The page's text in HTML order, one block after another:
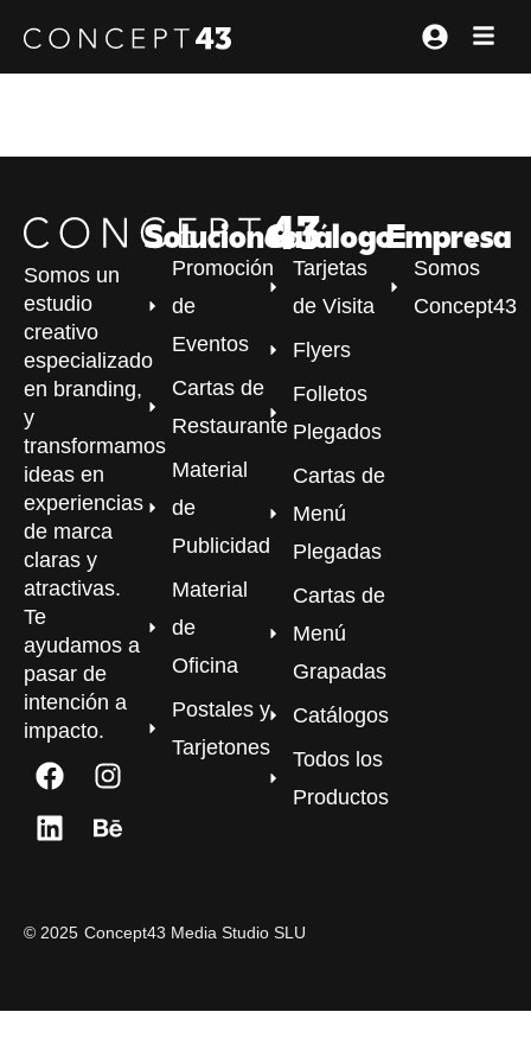
Somos un
estudio
creativo
especializado
en branding,
y
transformamos
ideas en
experiencias
de marca
claras y
atractivas.
Te
ayudamos a
pasar de
intención a
impacto.
Soluciones
Promoción
de
Eventos
Cartas de
Restaurante
Material
de
Publicidad
Material
de
Oficina
Postales y
Tarjetones
Catálogo
Tarjetas
de Visita
Flyers
Folletos
Plegados
Cartas de
Menú
Plegadas
Cartas de
Menú
Grapadas
Catálogos
Todos los
Productos
Empresa
Somos
Concept43
© 2025 Concept43 Media Studio SLU